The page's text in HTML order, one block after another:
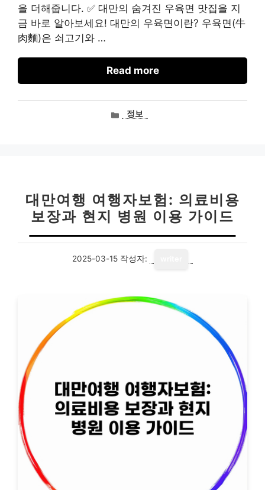
을 더해줍니다. ✅ 대만의 숨겨진 우육면 맛집을 지
금 바로 알아보세요! 대만의 우육면이란? 우육면(牛
肉麵)은 쇠고기와 …
Read more
카정보
대만여행 여행자보험: 의료비용
보장과 현지 병원 이용 가이드
2025-03-15 작성자: